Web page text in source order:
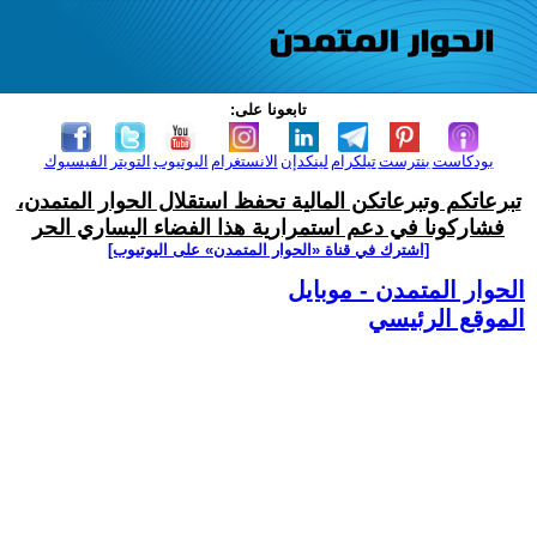
تابعونا على:
الفيسبوك التويتر اليوتيوب الانستغرام لينكدإن تيلكرامبنترست بودكاست
تبرعاتكم وتبرعاتكن المالية تحفظ استقلال الحوار المتمدن،
فشاركونا في دعم استمرارية هذا الفضاء اليساري الحر
[اشترك في قناة ‫«الحوار المتمدن» على اليوتيوب]
الحوار المتمدن - موبايل
الموقع الرئيسي